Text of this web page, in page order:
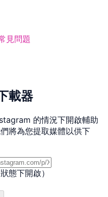
見問題
載器
的情況下開啟輔助
將為您提取媒體以供下
態下開啟）